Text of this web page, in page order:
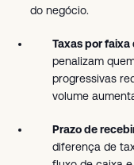
do negócio.
Taxas por
penalizam
progressivas
volume
Prazo de
diferença de